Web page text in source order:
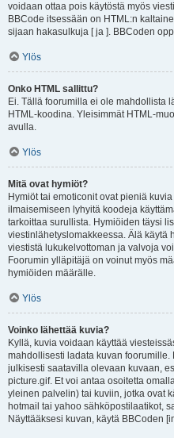
voidaan ottaa pois käytöstä myös
BBCode itsessään on HTML:n
sijaan hakasulkuja [ ja ]. BBCoden
Ylös
Onko HTML sallittu?
Ei. Tällä foorumilla ei ole mahdollista
HTML-koodina. Yleisimmät HTML-
avulla.
Ylös
Mitä ovat hymiöt?
Hymiöt tai emoticonit ovat pieniä
ilmaisemiseen lyhyitä koodeja
tarkoittaa surullista. Hymiöiden täysi
viestinlähetyslomakkeessa. Älä käytä
viestistä lukukelvottoman ja valvoja
Foorumin ylläpitäjä on voinut myös
hymiöiden määrälle.
Ylös
Voinko lähettää kuvia?
Kyllä, kuvia voidaan käyttää
mahdollisesti ladata kuvan foorumille.
julkisesti saatavilla olevaan kuvaan,
picture.gif. Et voi antaa osoitetta
yleinen palvelin) tai kuviin, jotka ovat
hotmail tai yahoo sähköpostilaatikot,
Näyttääksesi kuvan, käytä BBCoden